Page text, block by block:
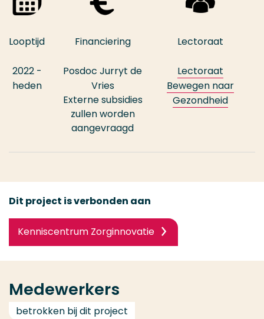
Looptijd
2022 -
heden
Financiering
Posdoc Jurryt de
Vries
Externe subsidies
zullen worden
aangevraagd
Lectoraat
Lectoraat
Bewegen naar
Gezondheid
Dit project is verbonden aan
Kenniscentrum Zorginnovatie
Medewerkers
betrokken bij dit project